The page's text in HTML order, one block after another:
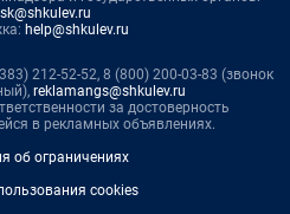
help@shkulev.ru
212-52-52, 8 (800) 200-03-83 (звонок
reklamangs@shkulev.ru
за достоверность
в рекламных объявлениях.
об ограничениях
cookies